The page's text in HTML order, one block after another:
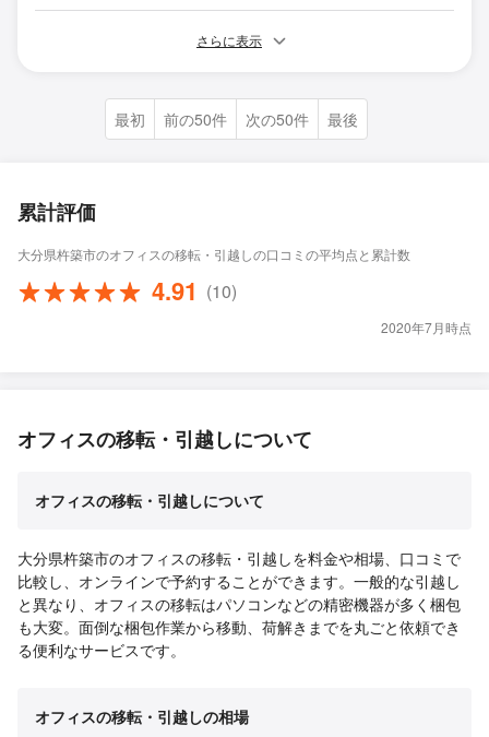
さらに表示
最初 前の50件 次の50件 最後
累計評価
大分県杵築市のオフィスの移転・引越しの口コミの平均点と累計数
4.91 (10)
2020年7月時点
オフィスの移転・引越しについて
オフィスの移転・引越しについて
大分県杵築市のオフィスの移転・引越しを料金や相場、口コミで
比較し、オンラインで予約することができます。一般的な引越し
と異なり、オフィスの移転はパソコンなどの精密機器が多く梱包
も大変。面倒な梱包作業から移動、荷解きまでを丸ごと依頼でき
る便利なサービスです。
オフィスの移転・引越しの相場